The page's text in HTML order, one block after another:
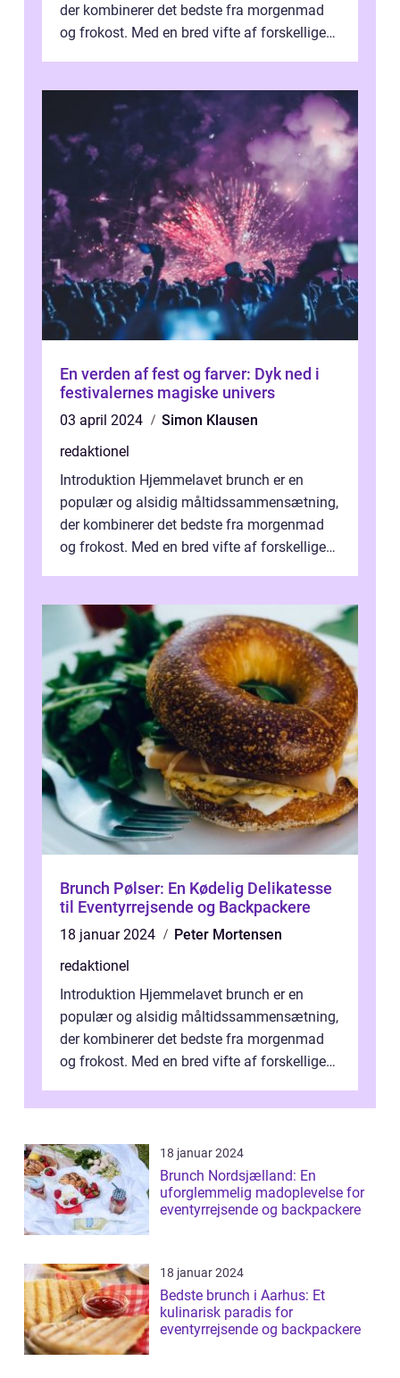
der kombinerer det bedste fra morgenmad
og frokost. Med en bred vifte af forskellige
En verden af fest og farver: Dyk ned i
festivalernes magiske univers
03 april 2024
Simon Klausen
redaktionel
Introduktion Hjemmelavet brunch er en
populær og alsidig måltidssammensætning,
der kombinerer det bedste fra morgenmad
og frokost. Med en bred vifte af forskellige
Brunch Pølser: En Kødelig Delikatesse
til Eventyrrejsende og Backpackere
18 januar 2024
Peter Mortensen
redaktionel
Introduktion Hjemmelavet brunch er en
populær og alsidig måltidssammensætning,
der kombinerer det bedste fra morgenmad
og frokost. Med en bred vifte af forskellige
18 januar 2024
Brunch Nordsjælland: En
uforglemmelig madoplevelse for
eventyrrejsende og backpackere
18 januar 2024
Bedste brunch i Aarhus: Et
kulinarisk paradis for
eventyrrejsende og backpackere